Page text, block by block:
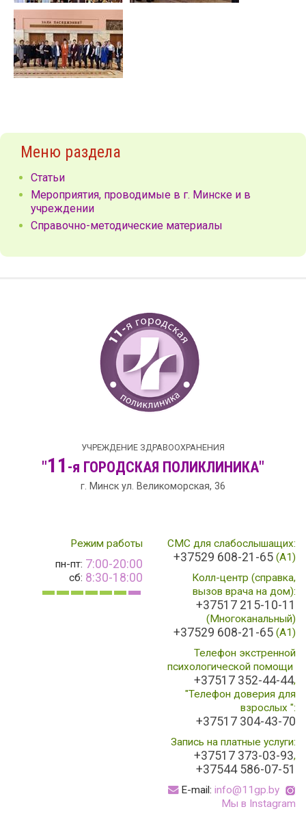
Меню раздела
Статьи
Мероприятия, проводимые в г. Минске и в
учреждении
Справочно-методические материалы
УЧРЕЖДЕНИЕ ЗДРАВООХРАНЕНИЯ
"11 -я ГОРОДСКАЯ ПОЛИКЛИНИКА"
г. Минск ул. Великоморская, 36
Режим работы
пн-пт: 7:00-20:00
сб: 8:30-18:00
СМС для слабослышащих:
+37529 608-21-65 (А1)
Колл-центр (справка,
вызов врача на дом):
+37517 215-10-11
(Многоканальный)
+37529 608-21-65 (A1)
Телефон экстренной
психологической помощи
+37517 352-44-44,
"Телефон доверия для
взрослых ":
+37517 304-43-70
Запись на платные услуги:
+37517 373-03-93,
+37544 586-07-51
E-mail: info@11gp.by
Мы в Instagram